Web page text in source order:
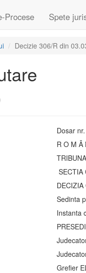
Procese Spete
Decizie 306/R din
Dosar
R O M Â
SECTIA
Sedinta
Instanta
Grefier